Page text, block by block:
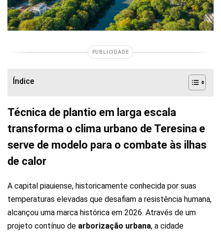
PUBLICIDADE
Índice
Técnica de plantio em larga escala
transforma o clima urbano de Teresina e
serve de modelo para o combate às ilhas
de calor
A capital piauiense, historicamente conhecida por suas
temperaturas elevadas que desafiam a resistência humana,
alcançou uma marca histórica em 2026. Através de um
projeto contínuo de arborização urbana, a cidade